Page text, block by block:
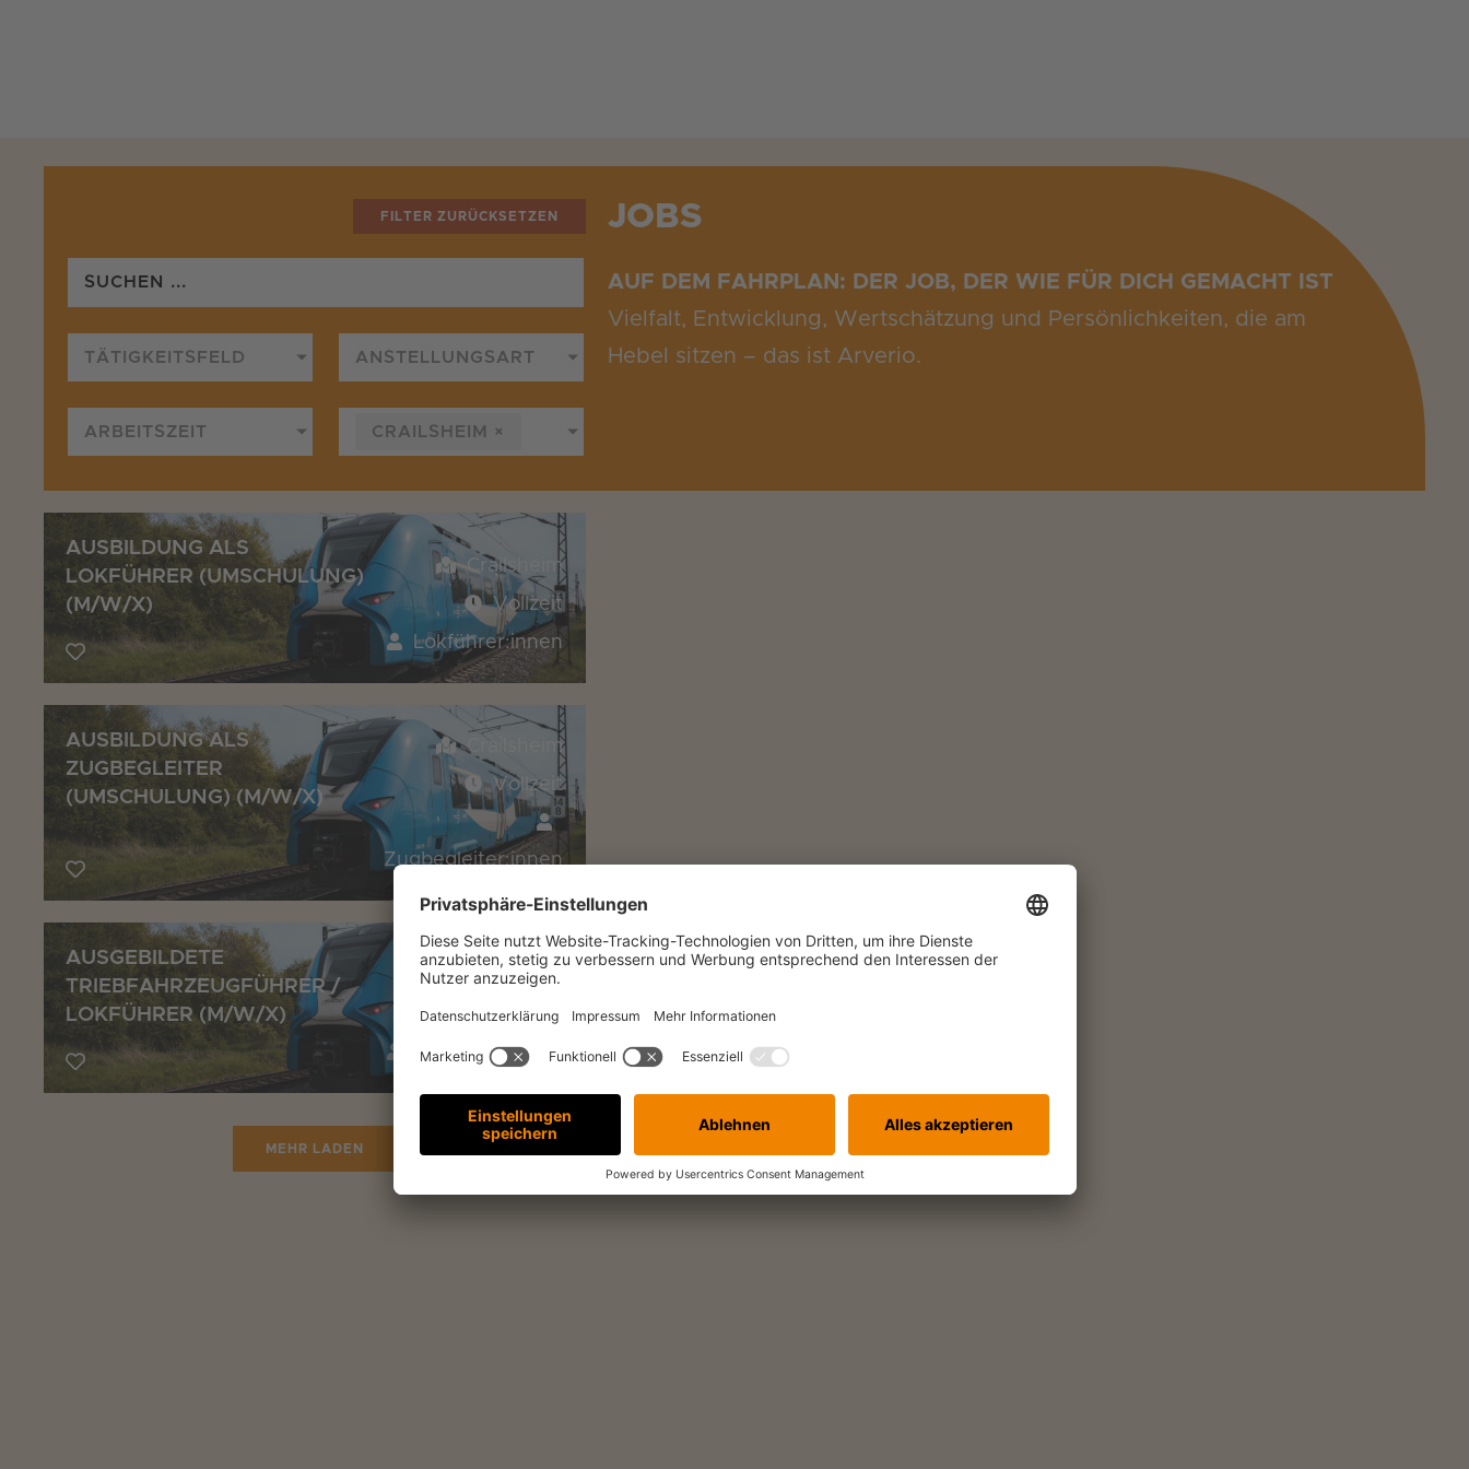
FILTER ZURÜCKSETZEN
TÄTIGKEITSFELD
ARBEITSZEIT
ANSTELLUNGSART
CRAILSHEIM ×
JOBS
AUF DEM FAHRPLAN: DER JOB, DER WIE FÜR DICH GEMACHT IST
Vielfalt, Entwicklung, Wertschätzung und Persönlichkeiten, die am
Hebel sitzen – das ist Arverio.
AUSBILDUNG ALS
LOKFÜHRER (UMSCHULUNG)
(M/W/X)
Crailsheim
Vollzeit
Lokführer:innen
AUSBILDUNG ALS
ZUGBEGLEITER
(UMSCHULUNG) (M/W/X)
Crailsheim
Vollzeit
Zugbegleiter:innen
AUSGEBILDETE
TRIEBFAHRZEUGFÜHRER /
LOKFÜHRER (M/W/X)
Crailsheim
Vollzeit
Lokführer:innen
MEHR LADEN